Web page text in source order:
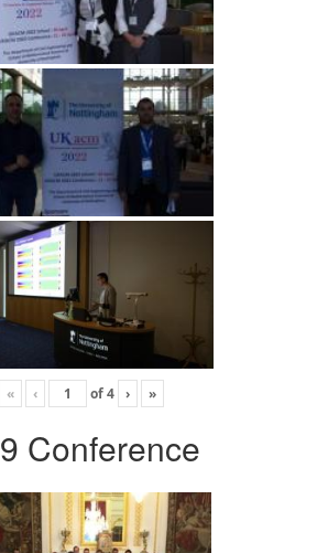
« ‹ of4 › »
Conference